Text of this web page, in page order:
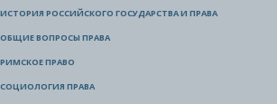
ИСТОРИЯ РОССИЙСКОГО ГОСУДАРСТВА И ПРАВА
ОБЩИЕ ВОПРОСЫ ПРАВА
РИМСКОЕ ПРАВО
СОЦИОЛОГИЯ ПРАВА